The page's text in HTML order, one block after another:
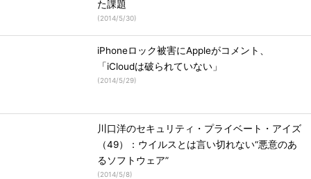
た課題
(2014/5/30)
iPhoneロック被害にAppleがコメント、
「iCloudは破られていない」
(2014/5/29)
川口洋のセキュリティ・プライベート・アイズ
（49）：ウイルスとは言い切れない“悪意のあ
るソフトウェア”
(2014/5/8)